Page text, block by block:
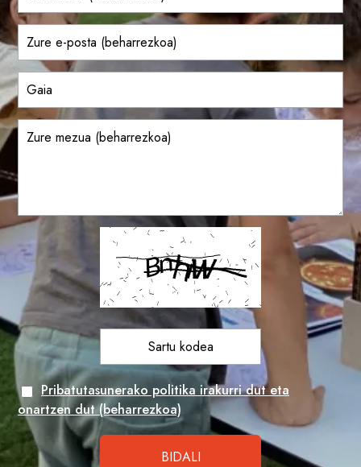
Pribatutasunerako politika irakurri dut eta
onartzen dut (beharrezkoa)